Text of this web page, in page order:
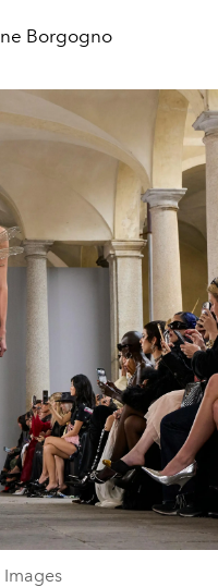
Borgogno